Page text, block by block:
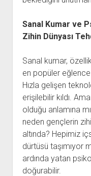
Sanal Kumar ve
Zihin Dünyası
Sanal kumar,
en popüler
Hızla gelişen
erişilebilir kıldı.
olduğu anlamına
neden gençlerin
altında? Hepimiz
dürtüsü taşımıyor
ardında yatan
doğurabilir.